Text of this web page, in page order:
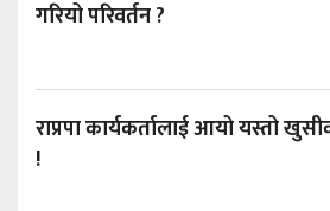
गरियो परिवर्तन ?
राप्रपा कार्यकर्तालाई आयो यस्तो
!